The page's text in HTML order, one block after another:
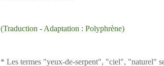
(Traduction - Adaptation : Polyphrène)
* Les termes "yeux-de-serpent", "ciel", "naturel"